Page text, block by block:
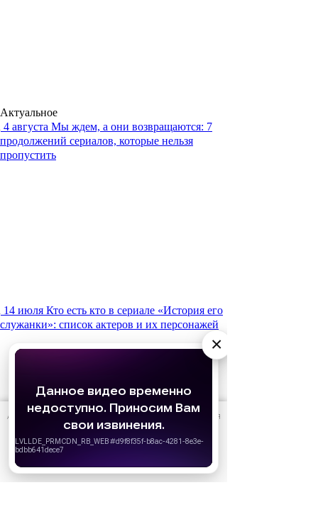
АО «Издательство СЕМЬ ДНЕЙ»
для
персонализации сервисов и удобства пользователей.
своего браузера.
Актуальное
4 августа Мы ждем, а они возвращаются: 7
продолжений сериалов, которые нельзя
пропустить
14 июля Кто есть кто в сериале «История его
служанки»: список актеров и их персонажей
×